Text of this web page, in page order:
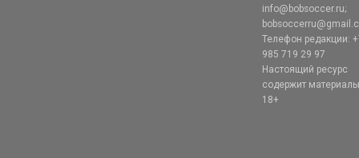
info@bobsoccer.ru;
Телефон редакции:
985 719 29 97
Настоящий ресурс
содержит
18+